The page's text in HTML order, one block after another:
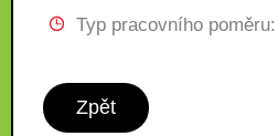
Typ pracovního poměru:
Zpět